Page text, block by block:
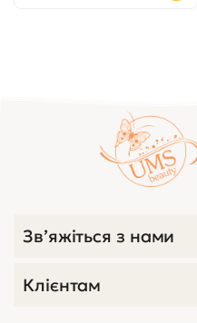
Зв’яжіться з нами
Клієнтам